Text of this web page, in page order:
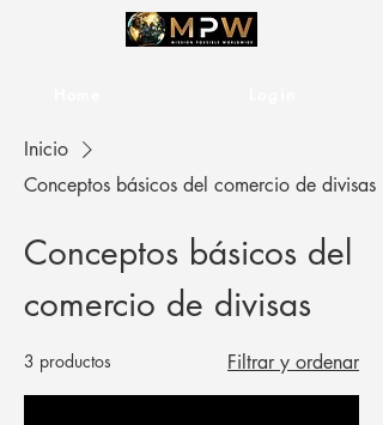
Inicio
Conceptos básicos del comercio de divisas
Conceptos básicos del
comercio de divisas
3 productos Filtrar y ordenar